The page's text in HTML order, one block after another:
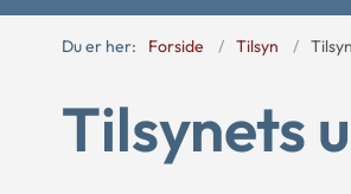
Du er her: Forside Tilsyn
Tilsynets